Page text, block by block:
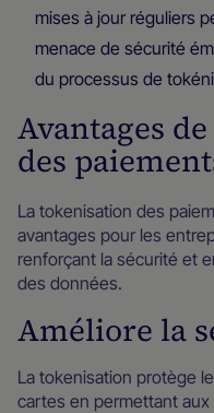
mises à jour réguliers
menace de sécurité
du processus de
Avantages
des
La tokenisation des
avantages pour les
renforçant la sécurité et
des données.
Améliore la
La tokenisation protège
cartes en permettant